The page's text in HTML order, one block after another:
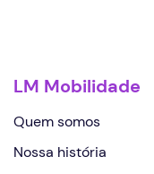
LM Mobilidade
Quem somos
Nossa história